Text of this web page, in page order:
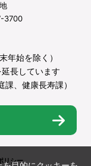
3700
年始を除く）
長しています
課、健康長寿課）
リシー